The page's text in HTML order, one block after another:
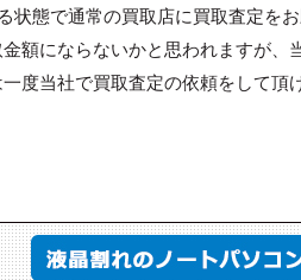
状態で通常の買取店に買取査定を
額にならないかと思われますが
度当社で買取査定の依頼をして頂